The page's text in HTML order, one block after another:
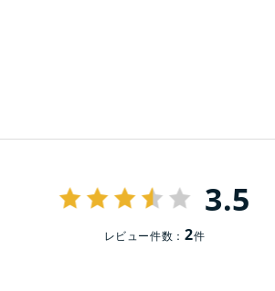
3.5
レビュー件数：2件